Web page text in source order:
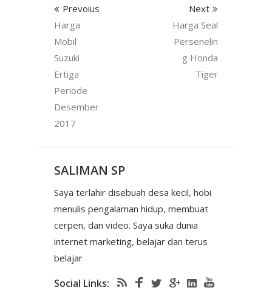
Prevoius
Harga
Mobil
Suzuki
Ertiga
Periode
Desember
2017
Next
Harga Seal
Persenelin
g Honda
Tiger
SALIMAN SP
Saya terlahir disebuah desa kecil, hobi
menulis pengalaman hidup, membuat
cerpen, dan video. Saya suka dunia
internet marketing, belajar dan terus
belajar
Social Links: